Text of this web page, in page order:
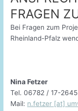
FRAGEN
Bei Fragen zum
Rheinland-Pfalz
Nina Fetzer
Tel. 06782 / 17-2645
Mail: n.fetzer [at]